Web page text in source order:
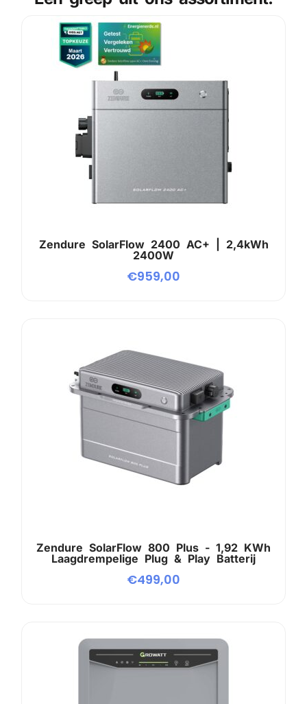
Zendure SolarFlow 2400 AC+ | 2,4kWh
2400W
€959,00
Zendure SolarFlow 800 Plus - 1,92 KWh
Laagdrempelige Plug & Play Batterij
€499,00